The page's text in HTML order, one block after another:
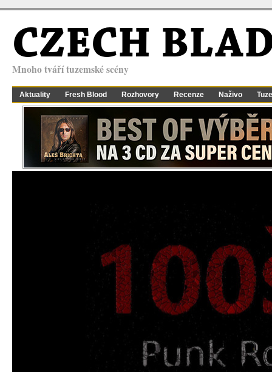
CZECH
Mnoho tváří tuzemské scény
Aktuality Fresh Blood Rozhovory Recenze Naživo